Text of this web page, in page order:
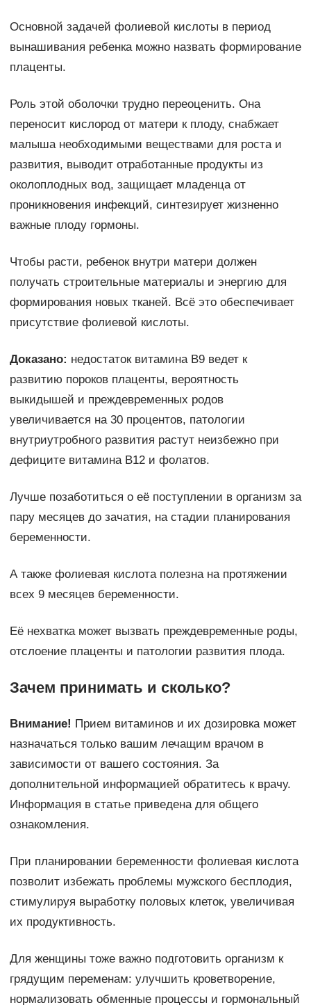
Основной задачей фолиевой кислоты в период
вынашивания ребенка можно назвать формирование
плаценты.
Роль этой оболочки трудно переоценить. Она
переносит кислород от матери к плоду, снабжает
малыша необходимыми веществами для роста и
развития, выводит отработанные продукты из
околоплодных вод, защищает младенца от
проникновения инфекций, синтезирует жизненно
важные плоду гормоны.
Чтобы расти, ребенок внутри матери должен
получать строительные материалы и энергию для
формирования новых тканей. Всё это обеспечивает
присутствие фолиевой кислоты.
Доказано: недостаток витамина В9 ведет к
развитию пороков плаценты, вероятность
выкидышей и преждевременных родов
увеличивается на 30 процентов, патологии
внутриутробного развития растут неизбежно при
дефиците витамина В12 и фолатов.
Лучше позаботиться о её поступлении в организм за
пару месяцев до зачатия, на стадии планирования
беременности.
А также фолиевая кислота полезна на протяжении
всех 9 месяцев беременности.
Её нехватка может вызвать преждевременные роды,
отслоение плаценты и патологии развития плода.
Зачем принимать и сколько?
Внимание! Прием витаминов и их дозировка может
назначаться только вашим лечащим врачом в
зависимости от вашего состояния. За
дополнительной информацией обратитесь к врачу.
Информация в статье приведена для общего
ознакомления.
При планировании беременности фолиевая кислота
позволит избежать проблемы мужского бесплодия,
стимулируя выработку половых клеток, увеличивая
их продуктивность.
Для женщины тоже важно подготовить организм к
грядущим переменам: улучшить кроветворение,
нормализовать обменные процессы и гормональный